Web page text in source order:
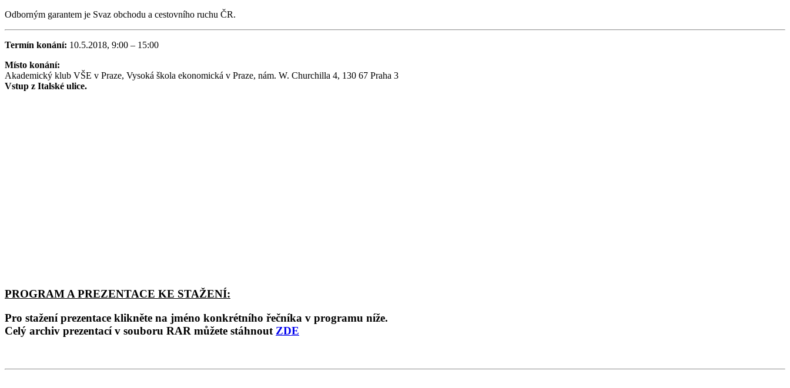
Odborným garantem je Svaz obchodu a cestovního ruchu ČR.
Termín konání: 10.5.2018, 9:00 – 15:00
Místo konání:
Akademický klub VŠE v Praze, Vysoká škola ekonomická v Praze, nám. W. Churchilla 4, 130 67 Praha 3
Vstup z Italské ulice.
PROGRAM A PREZENTACE KE STAŽENÍ:
Pro stažení prezentace klikněte na jméno konkrétního řečníka v programu níže.
Celý archiv prezentací v souboru RAR můžete stáhnout ZDE